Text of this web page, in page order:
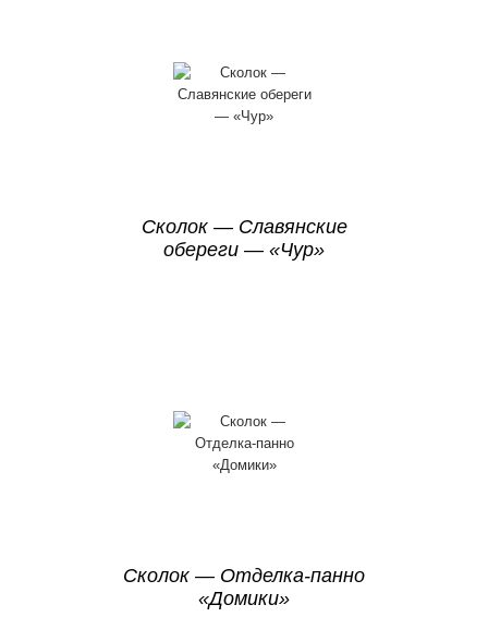
Сколок — Славянские
обереги — «Чур»
Сколок — Отделка-панно
«Домики»